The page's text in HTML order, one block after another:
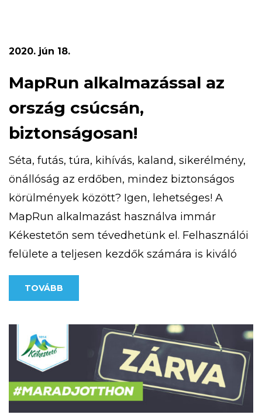
számháborúzhatsz, libegőzhetsz,
strandolhatsz! Az 5 napos tábor időpontja […]
2020. jún 18.
MapRun alkalmazással az
ország csúcsán,
biztonságosan!
Séta, futás, túra, kihívás, kaland, sikerélmény,
önállóság az erdőben, mindez biztonságos
körülmények között? Igen, lehetséges! A
MapRun alkalmazást használva immár
Kékestetőn sem tévedhetünk el. Felhasználói
felülete a teljesen kezdők számára is kiváló
lehetőséget nyújt a tájékozódási ismeretek
megszerzésében. Kékestetőn négy,
el. A kivitelezésnél egyik fő szempont volt,
hogy olyan nyomvonalakat […]
TOVÁBB